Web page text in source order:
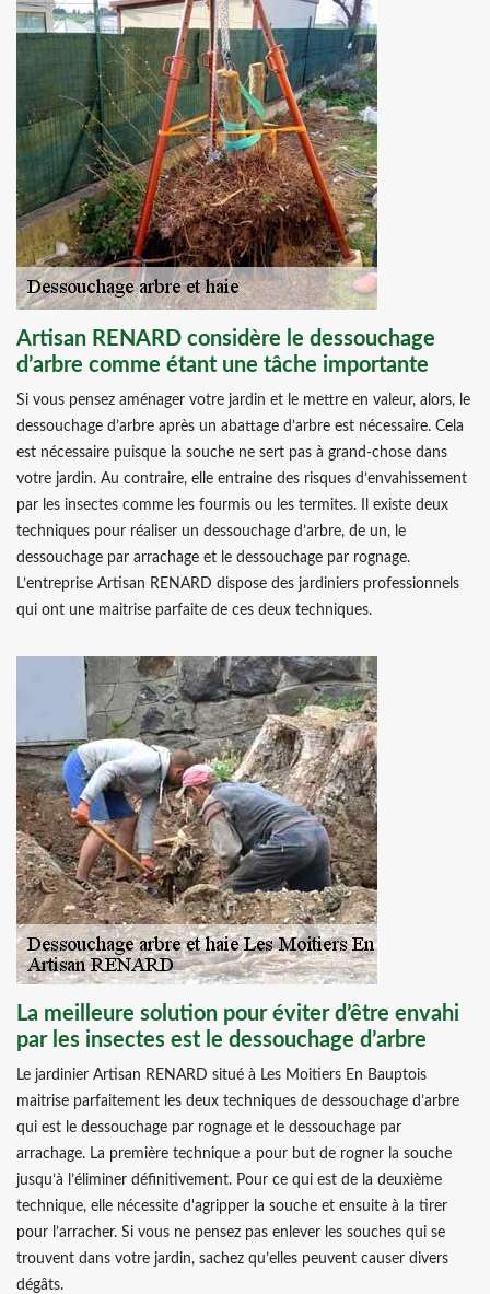
Artisan RENARD considère le dessouchage
d’arbre comme étant une tâche importante
Si vous pensez aménager votre jardin et le mettre en valeur, alors, le
dessouchage d’arbre après un abattage d’arbre est nécessaire. Cela
est nécessaire puisque la souche ne sert pas à grand-chose dans
votre jardin. Au contraire, elle entraine des risques d’envahissement
par les insectes comme les fourmis ou les termites. Il existe deux
techniques pour réaliser un dessouchage d’arbre, de un, le
dessouchage par arrachage et le dessouchage par rognage.
L’entreprise Artisan RENARD dispose des jardiniers professionnels
qui ont une maitrise parfaite de ces deux techniques.
La meilleure solution pour éviter d’être envahi
par les insectes est le dessouchage d’arbre
Le jardinier Artisan RENARD situé à Les Moitiers En Bauptois
maitrise parfaitement les deux techniques de dessouchage d’arbre
qui est le dessouchage par rognage et le dessouchage par
arrachage. La première technique a pour but de rogner la souche
jusqu’à l’éliminer définitivement. Pour ce qui est de la deuxième
technique, elle nécessite d'agripper la souche et ensuite à la tirer
pour l’arracher. Si vous ne pensez pas enlever les souches qui se
trouvent dans votre jardin, sachez qu’elles peuvent causer divers
dégâts.